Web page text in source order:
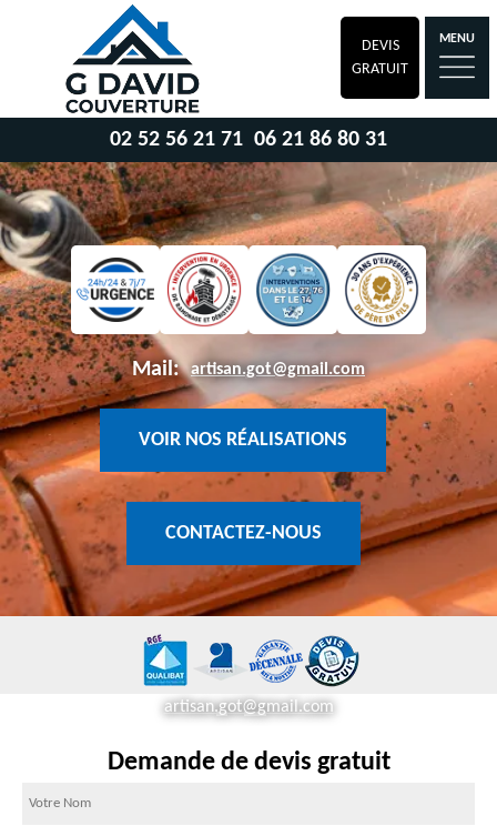
DEVIS
GRATUIT
MENU
02 52 56 21 71 06 21 86 80 31
Mail: artisan.got@gmail.com
VOIR NOS RÉALISATIONS
CONTACTEZ-NOUS
artisan.got@gmail.com
Demande de devis gratuit